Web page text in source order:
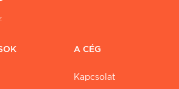
A CÉG
Kapcsolat